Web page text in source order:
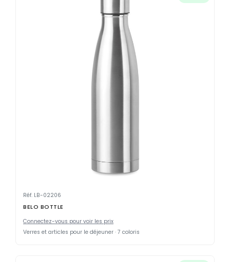
Réf. LB-02206
BELO BOTTLE
Connectez-vous pour voir les prix
Verres et articles pour le déjeuner · 7 coloris